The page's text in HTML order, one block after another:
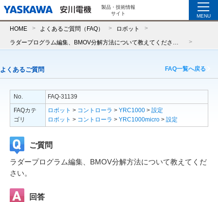
製品・技術情報
サイト
MENU
HOME よくあるご質問（FAQ） ロボット
よくあるご質問 FAQ一覧へ戻る
No.
FAQ-31139
FAQカテ
ゴリ
ロボット > コントローラ > YRC1000 > 設定
ロボット > コントローラ > YRC1000micro > 設定
ご質問
ラダープログラム編集、BMOV分解方法について教えてくだ
さい。
回答